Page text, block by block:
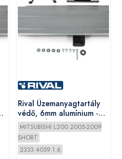
Rival Üzemanyagtartály
védő, 6mm alumínium -
Mitsubishi L200/Fiat
Fullback
MITSUBISHI L200 2005-2009
SHORT
2333.4059.1.6